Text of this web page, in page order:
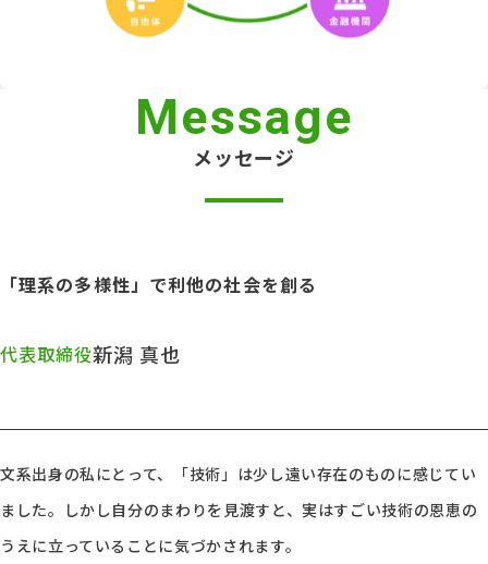
Message
メッセージ
「理系の多様性」で利他の社会を創る
代表取締役新潟 真也
文系出身の私にとって、「技術」は少し遠い存在のものに感じてい
ました。しかし自分のまわりを見渡すと、実はすごい技術の恩恵の
うえに立っていることに気づかされます。